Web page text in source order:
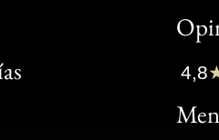
Bon
Clic
Bon
4,8